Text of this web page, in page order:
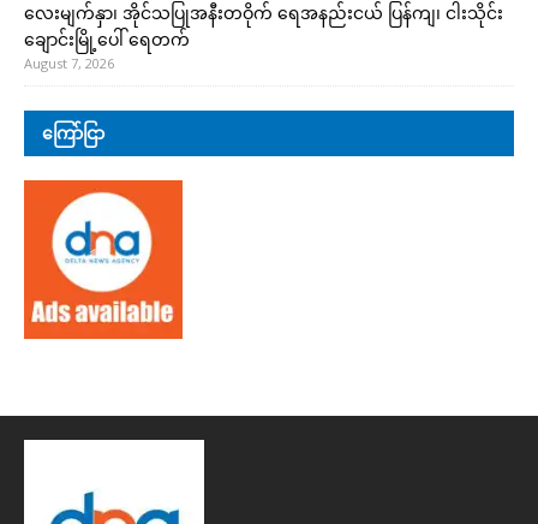
လေးမျက်နှာ၊ အိုင်သပြုအနီးတဝိုက် ရေအနည်းငယ် ပြန်ကျ၊ ငါးသိုင်း
ချောင်းမြို့ပေါ် ရေတက်
August 7, 2026
ကြော်ငြာ